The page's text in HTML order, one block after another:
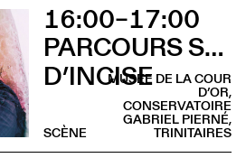
16:00–17:00
PARCOURS SUR LA COLLINE SAINTE-CROIX
D’INCISEMUSÉE DE LA COUR
D’OR,
CONSERVATOIRE
GABRIEL PIERNÉ,
TRINITAIRES
SCÈNE